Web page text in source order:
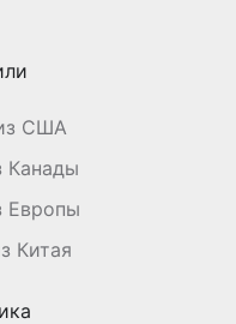
США
Канады
Европы
Китая